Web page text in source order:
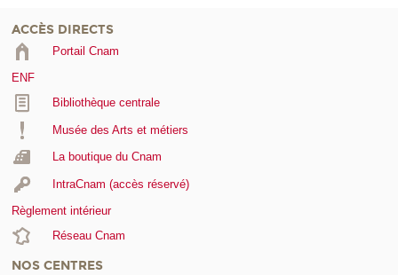
ACCÈS DIRECTS
Portail Cnam
ENF
Bibliothèque centrale
Musée des Arts et métiers
La boutique du Cnam
IntraCnam (accès réservé)
Règlement intérieur
Réseau Cnam
NOS CENTRES